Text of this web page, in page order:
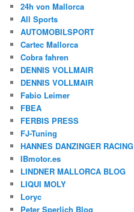
24h von Mallorca
All Sports
AUTOMOBILSPORT
Cartec Mallorca
Cobra fahren
DENNIS VOLLMAIR
DENNIS VOLLMAIR
Fabio Leimer
FBEA
FERBIS PRESS
FJ-Tuning
HANNES DANZINGER RACING
IBmotor.es
LINDNER MALLORCA BLOG
LIQUI MOLY
Loryc
Peter Sperlich Blog